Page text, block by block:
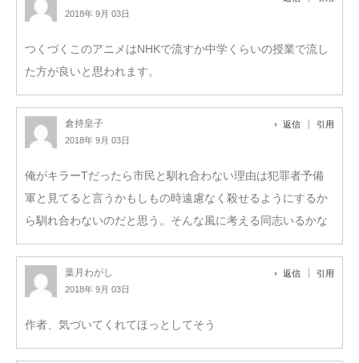
2018年 9月 03日
つくづくこのアニメはNHKで流すか中学くらいの授業で流し
た方が良いと思われます。
倉持皇子
2018年 9月 03日
返信 引用
俺がキラーTだったら市民と馴れ合わない理由は犯罪者予備
軍と見てると言うかもしもの時遠慮なく殺せるようにするか
ら馴れ合わないのだと思う。そんな風に考える同志いるかな
葉月わがし
2018年 9月 03日
返信 引用
作者、気づいてくれてほっとしてそう